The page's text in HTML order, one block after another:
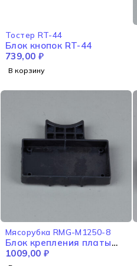
Тостер RT-44
Блок кнопок RT-44
739,00 ₽
В корзину
Мясорубка RMG-M1250-8
Блок крепления платы
питания RMG-М1250-8
1009,00 ₽